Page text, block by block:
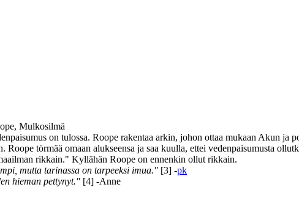
Mulkosilmä
on tulossa. Roope rakentaa arkin, johon ottaa mukaan Akun ja
törmää omaan alukseensa ja saa kuulla, ettei vedenpaisumusta
rikkain." Kyllähän Roope on ennenkin ollut rikkain.
mutta tarinassa on tarpeeksi imua." [3] -pk
hieman pettynyt." [4] -Anne